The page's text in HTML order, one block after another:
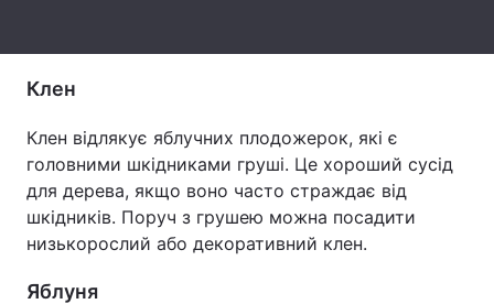
Клен
Клен відлякує яблучних плодожерок, які є
головними шкідниками груші. Це хороший сусід
для дерева, якщо воно часто страждає від
шкідників. Поруч з грушею можна посадити
низькорослий або декоративний клен.
Яблуня